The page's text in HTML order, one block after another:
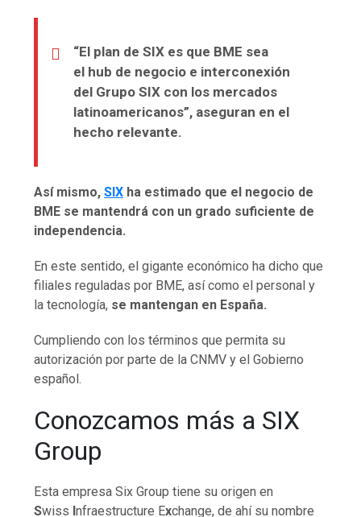
“El plan de SIX es que BME sea
el hub de negocio e interconexión
del Grupo SIX con los mercados
latinoamericanos”, aseguran en el
hecho relevante.
Así mismo,SIX ha estimado que el negocio de
BME se mantendrá con un grado suficiente de
independencia.
En este sentido, el gigante económico ha dicho que
filiales reguladas por BME, así como el personal y
la tecnología, se mantengan en España.
Cumpliendo con los términos que permita su
autorización por parte de la CNMV y el Gobierno
español.
Conozcamos más a SIX
Group
Esta empresa Six Group tiene su origen en
Swiss Infraestructure Exchange, de ahí su nombre